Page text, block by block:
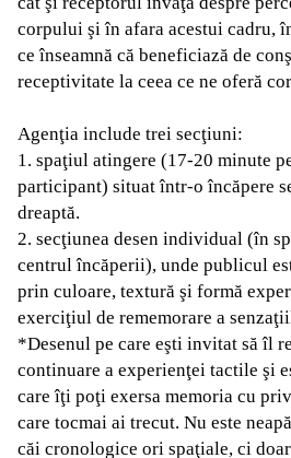
corpului şi în afara acestui cadru,
ce înseamnă că beneficiază de
receptivitate la ceea ce ne oferă
Agenţia include trei secţiuni:
1. spaţiul atingere (17-20 minute
participant) situat într-o încăpere
dreaptă.
2. secţiunea desen individual (în
centrul încăperii), unde publicul
prin culoare, textură şi formă
exerciţiul de rememorare a
*Desenul pe care eşti invitat să îl
continuare a experienţei tactile şi
care îţi poţi exersa memoria cu
care tocmai ai trecut. Nu este
căi cronologice ori spaţiale, ci